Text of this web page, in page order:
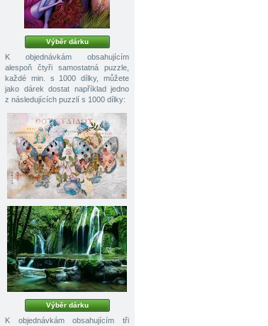
Výběr dárku
K objednávkám obsahujícím
alespoň čtyři samostatná puzzle,
každé min. s 1000 dílky, můžete
jako dárek dostat například jedno
z následujících puzzlí s 1000 dílky:
Výběr dárku
K objednávkám obsahujícím tři